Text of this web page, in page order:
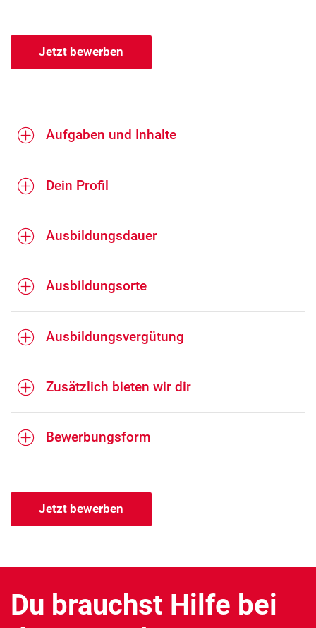
Jetzt bewerben
Aufgaben und Inhalte
Dein Profil
Ausbildungsdauer
Ausbildungsorte
Ausbildungsvergütung
Zusätzlich bieten wir dir
Bewerbungsform
Jetzt bewerben
Du brauchst Hilfe bei